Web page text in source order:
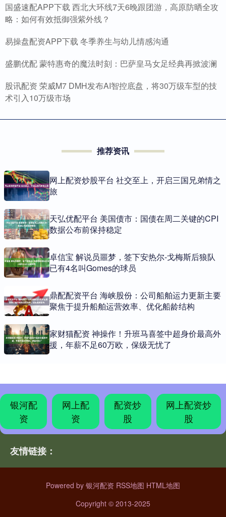
国盛速配APP下载 西北大环线7天6晚跟团游，高原防晒全攻
略：如何有效抵御强紫外线？
易操盘配资APP下载 冬季养生与幼儿情感沟通
盛鹏优配 蒙特惠奇的魔法时刻：巴萨皇马女足经典再掀波澜
股讯配资 荣威M7 DMH发布AI智控底盘，将30万级车型的技
术引入10万级市场
推荐资讯
网上配资炒股平台 社交至上，开启三国兄弟情之
旅
天弘优配平台 美国债市：国债在周二关键的CPI
数据公布前保持稳定
卓信宝 解说员噩梦，签下安热尔-戈梅斯后狼队
已有4名叫Gomes的球员
鼎配配资平台 海峡股份：公司船舶运力更新主要
聚焦于提升船舶运营效率、优化船龄结构
家财猫配资 神操作！升班马喜签中超身价最高外
援，年薪不足60万欧，保级无忧了
银河配
资
网上配
资
配资炒
股
网上配资炒
股
友情链接：
Powered by 银河配资 RSS地图 HTML地图
Copyright © 2013-2025